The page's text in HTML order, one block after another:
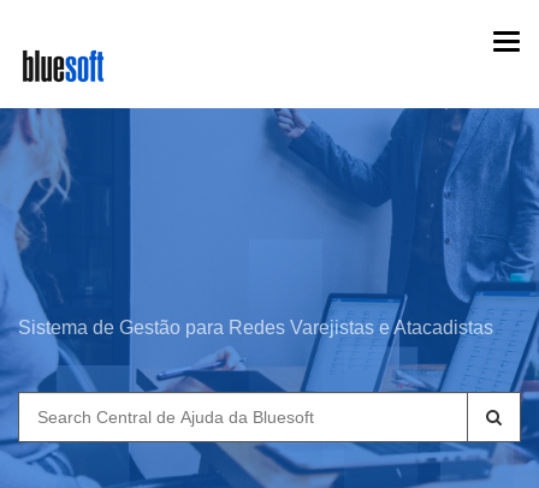
main
content
Sistema de Gestão para Redes Varejistas e Atacadistas
Search
for: